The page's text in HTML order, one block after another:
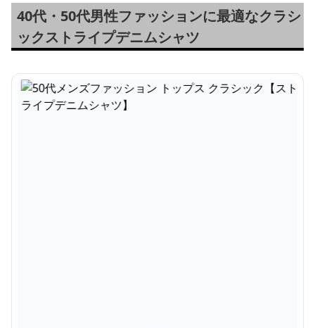
40代・50代男性ファッションに最適なクラシ
ックストライプデニムシャツ